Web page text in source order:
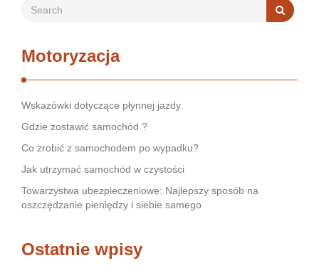
Motoryzacja
Wskazówki dotyczące płynnej jazdy
Gdzie zostawić samochód ?
Co zrobić z samochodem po wypadku?
Jak utrzymać samochód w czystości
Towarzystwa ubezpieczeniowe: Najlepszy sposób na
oszczędzanie pieniędzy i siebie samego
Ostatnie wpisy